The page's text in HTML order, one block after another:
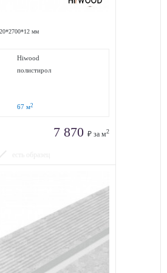
мм
Hiwood
полистирол
67 м2
7 870 ₽ за м2